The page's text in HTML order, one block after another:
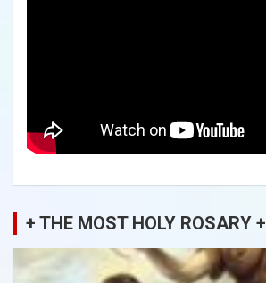
+ THE MOST HOLY ROSARY +